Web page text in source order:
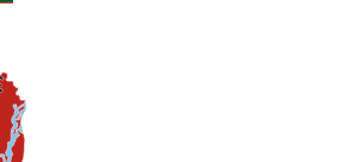
ইতিহাসের সর্বোচ্চ রানের মালিক এখন জস বাটলার